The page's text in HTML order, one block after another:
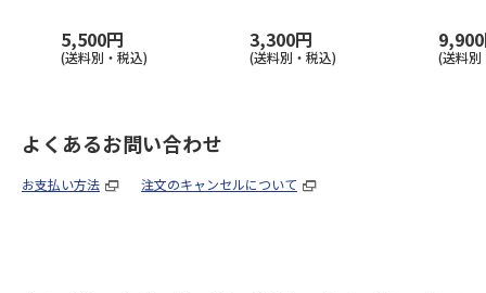
5,500円
(送料別・税込)
3,300円
(送料別・税込) (送料別
よくあるお問い合わせ
お支払い方法 注文のキャンセルについて